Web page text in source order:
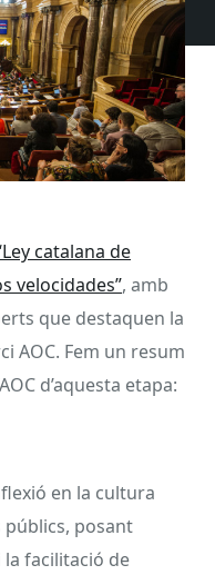
catalana de
velocidades”, amb
que destaquen la
AOC. Fem un resum
d’aquesta etapa:
en la cultura
posant
facilitació de